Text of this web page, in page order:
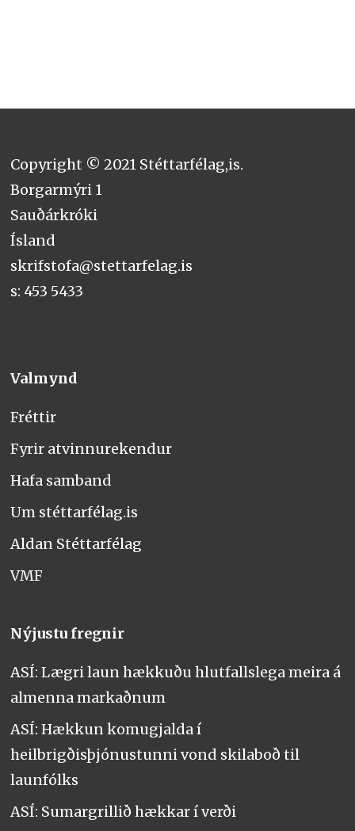
Copyright © 2021 Stéttarfélag,is.
Borgarmýri 1
Sauðárkróki
Ísland
skrifstofa@stettarfelag.is
s: 453 5433
Valmynd
Fréttir
Fyrir atvinnurekendur
Hafa samband
Um stéttarfélag.is
Aldan Stéttarfélag
VMF
Nýjustu fregnir
ASÍ: Lægri laun hækkuðu hlutfallslega meira á
almenna markaðnum
ASÍ: Hækkun komugjalda í
heilbrigðisþjónustunni vond skilaboð til
launfólks
ASÍ: Sumargrillið hækkar í verði